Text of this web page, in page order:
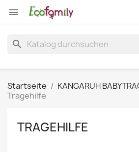

search
Startseite
KANGARUH
Tragehilfe
TRAGEHILFE